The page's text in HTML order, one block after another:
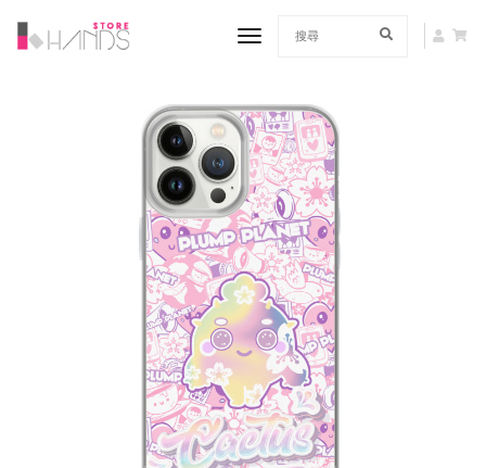
toggle navigation